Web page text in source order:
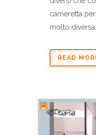
cameretta
molto
READ